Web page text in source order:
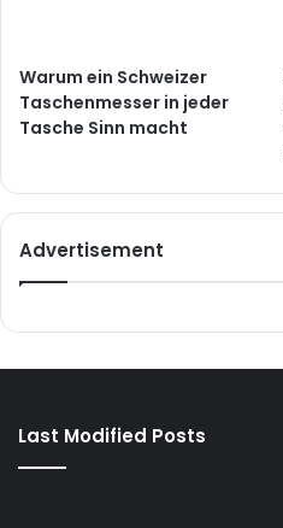
Warum ein Schweizer
Taschenmesser in jeder
Tasche Sinn macht
Advertisement
Last Modified Posts